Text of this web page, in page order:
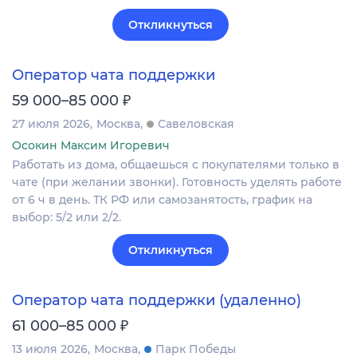
Откликнуться
Оператор чата поддержки
59 000–85 000 ₽
27 июля 2026 Москва
Савеловская
Осокин Максим Игоревич
Работать из дома, общаешься с покупателями только в
чате (при желании звонки). Готовность уделять работе
от 6 ч в день. ТК РФ или самозанятость, график на
выбор: 5/2 или 2/2.
Откликнуться
Оператор чата поддержки (удаленно)
61 000–85 000 ₽
13 июля 2026 Москва Парк Победы